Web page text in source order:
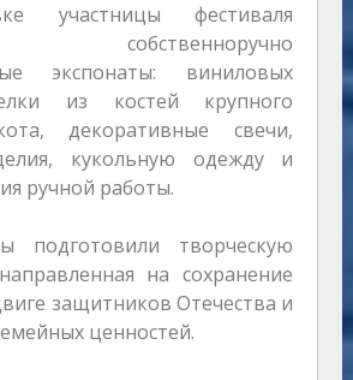
участницы фестиваля
собственноручно
экспонаты: виниловых
из костей крупного
декоративные свечи,
кукольную одежду и
ручной работы.
подготовили творческую
на сохранение
защитников Отечества и
ценностей.